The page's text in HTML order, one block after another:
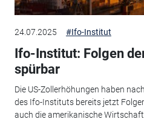
24.07.2025 #Ifo-Institut
Ifo-Institut: Folgen
spürbar
Die US-Zollerhöhungen haben
des Ifo-Instituts bereits jetzt
auch die amerikanische